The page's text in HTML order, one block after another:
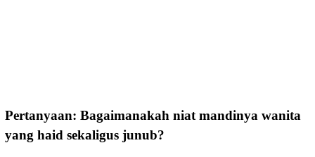
Pertanyaan: Bagaimanakah niat mandinya wanita
yang haid sekaligus junub?